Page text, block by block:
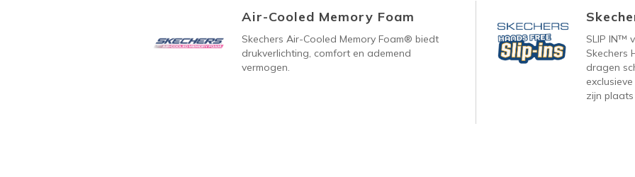
Air-Cooled Memory Foam
Skechers Air-Cooled Memory Foam® biedt
drukverlichting, comfort en ademend
vermogen.
SLIP IN™
Skechers
dragen
zijn